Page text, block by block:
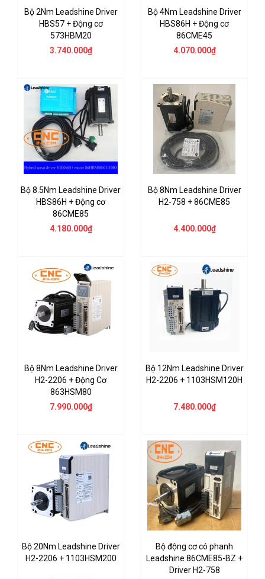
Bộ 2Nm Leadshine Driver
HBS57 + Động cơ
573HBM20
3.740.000₫
Bộ 4Nm Leadshine Driver
HBS86H + Động cơ
86CME45
4.070.000₫
Bộ 8.5Nm Leadshine Driver
HBS86H + Động cơ
86CME85
4.180.000₫
Bộ 8Nm Leadshine Driver
H2-758 + 86CME85
4.400.000₫
Bộ 8Nm Leadshine Driver
H2-2206 + Động Cơ
863HSM80
7.990.000₫
Bộ 12Nm Leadshine Driver
H2-2206 + 1103HSM120H
7.480.000₫
Bộ 20Nm Leadshine Driver
H2-2206 + 1103HSM200
Bộ động cơ có phanh
Leadshine 86CME85-BZ +
Driver H2-758